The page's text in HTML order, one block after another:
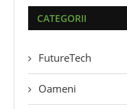
CATEGORII
FutureTech
Oameni